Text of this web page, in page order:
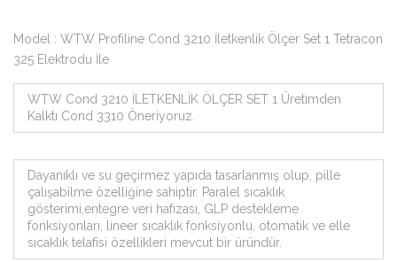
Model : WTW Profiline Cond 3210 İletkenlik Ölçer Set 1 Tetracon
325 Elektrodu İle
WTW Cond 3210 İLETKENLİK ÖLÇER SET 1 Üretimden
Kalktı Cond 3310 Öneriyoruz.
Dayanıklı ve su geçirmez yapıda tasarlanmış olup, pille
çalışabilme özelliğine sahiptir. Paralel sıcaklık
gösterimi,entegre veri hafızası, GLP destekleme
fonksiyonları, lineer sıcaklık fonksiyonlu, otomatik ve elle
sıcaklık telafisi özellikleri mevcut bir üründür.